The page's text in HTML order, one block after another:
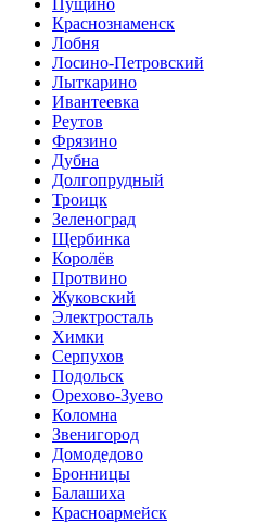
Краснознаменск
Лобня
Лосино-Петровский
Лыткарино
Ивантеевка
Реутов
Фрязино
Дубна
Долгопрудный
Троицк
Зеленоград
Щербинка
Королёв
Протвино
Жуковский
Электросталь
Химки
Серпухов
Подольск
Орехово-Зуево
Коломна
Звенигород
Домодедово
Бронницы
Балашиха
Красноармейск